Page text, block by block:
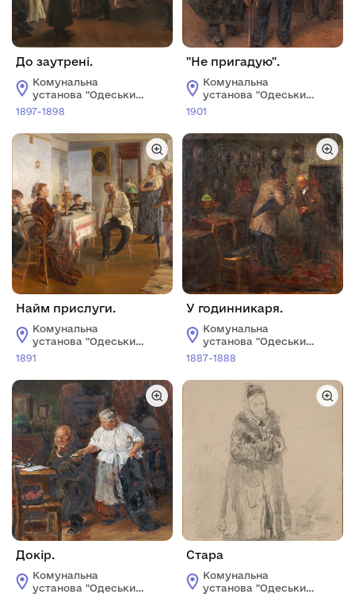
До заутрені.
Комунальна
установа "Одеський
національний
1897-1898
"Не пригадую".
Комунальна
установа "Одеський
національний
1901
Найм прислуги.
Комунальна
установа "Одеський
національний
1891
У годинникаря.
Комунальна
установа "Одеський
національний
1887-1888
Докір.
Комунальна
установа "Одеський
Стара
Комунальна
установа "Одеський